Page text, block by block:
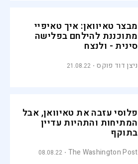
מבצר טאיוואן: איך טאיפיי
מתוכננת להילחם בפלישה
סינית - ולנצח
ניצן דוד פוקס 21.08.22
פלוסי עזבה את טאיוואן, אבל
המתיחות והתהיות עדיין
בתוקף
The Washington Post
08.08.22